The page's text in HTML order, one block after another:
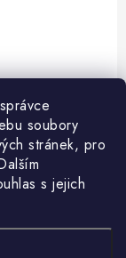
soubory
stránek, pro
s jejich